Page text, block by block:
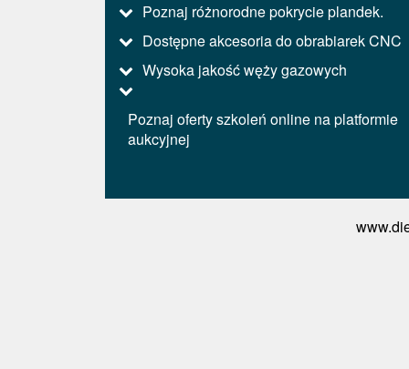
Poznaj różnorodne pokrycie plandek.
Dostępne akcesoria do obrabiarek CNC
Wysoka jakość węży gazowych
Poznaj oferty szkoleń online na platformie
aukcyjnej